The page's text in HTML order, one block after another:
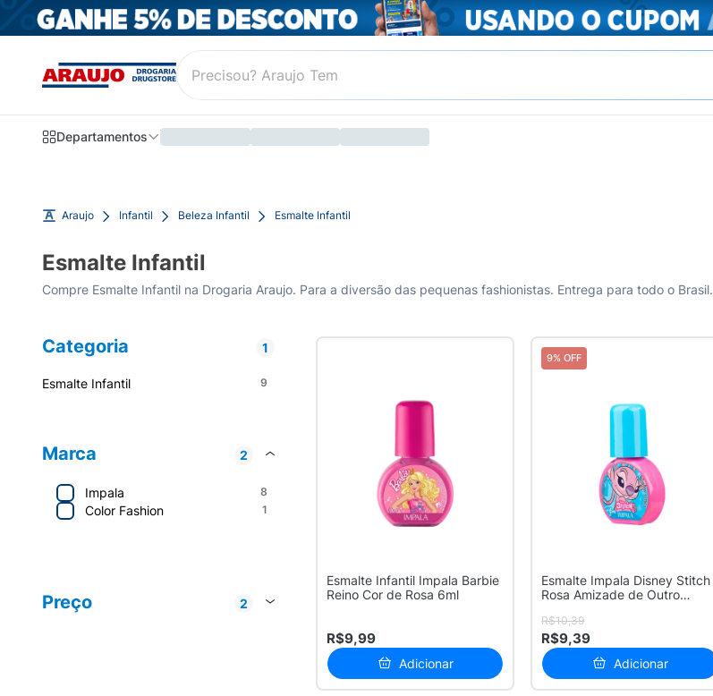
Departamentos
Araujo Infantil Beleza Infantil Esmalte Infantil
Esmalte Infantil
Compre Esmalte Infantil na Drogaria Araujo. Para a diversão das pequenas fashionistas. Entrega para todo o Brasil.
Categoria 1
Esmalte Infantil 9
Marca 2
Impala 8
Color Fashion 1
1
Preço
2
Esmalte Infantil Impala Barbie
Reino Cor de Rosa 6ml
R$9,99
Adicionar
9% OFF
Esmalte Impala Disney Stitch
Rosa Amizade de Outro
R$10,39
R$9,39
Adicionar